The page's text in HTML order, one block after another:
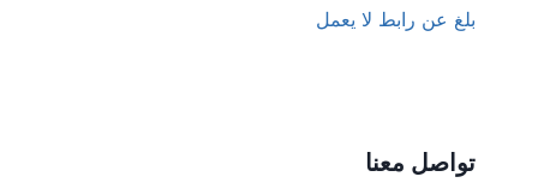
بلغ عن رابط لا يعمل
تواصل معنا